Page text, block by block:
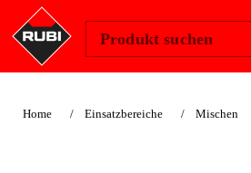
Produkt suchen
Home Einsatzbereiche Mischen